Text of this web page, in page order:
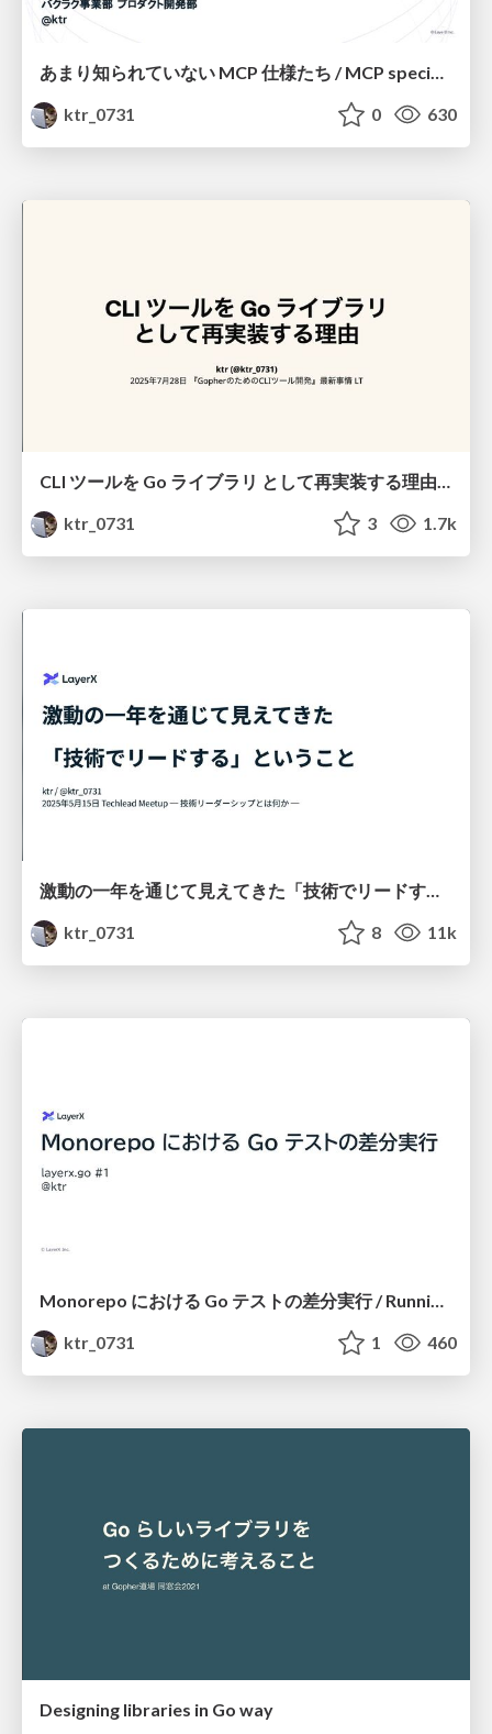
ktr_0731
0 630
CLI ツールを Go ライブラリ として再実装する理由 / Why reimplement a CLI tool as a Go library
ktr_0731
3 1.7k
激動の一年を通じて見えてきた「技術でリードする」ということ
ktr_0731
8 11k
Monorepo における Go テストの差分実行 / Running Differential Go Tests in a Monorepo
ktr_0731
1 460
Designing libraries in Go way